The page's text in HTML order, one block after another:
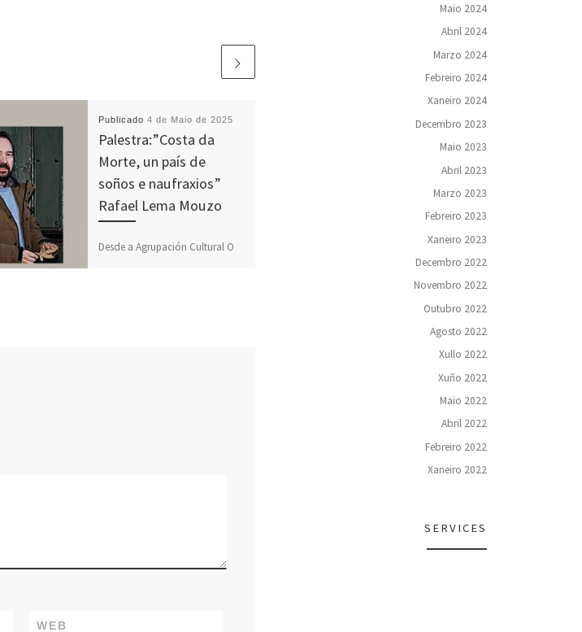
Publicado 4 de Maio de 2025
Palestra:”Costa da
Morte, un país de
soños e naufraxios”
Rafael Lema Mouzo
Desde a Agrupación Cultural O
Publicado16 de Maio de 2024
A Palabra como
Neste Día das Letras Galegas,
celebramos e honramos unha
figura excepcional: Luísa Villalta.
marzo, a Federación de […]
WEB
Maio 2024
Abril 2024
Marzo 2024
Febreiro 2024
Xaneiro 2024
Decembro 2023
Maio 2023
Abril 2023
Marzo 2023
Febreiro 2023
Xaneiro 2023
Decembro 2022
Novembro 2022
Outubro 2022
Agosto 2022
Xullo 2022
Xuño 2022
Maio 2022
Abril 2022
Febreiro 2022
Xaneiro 2022
SERVICES